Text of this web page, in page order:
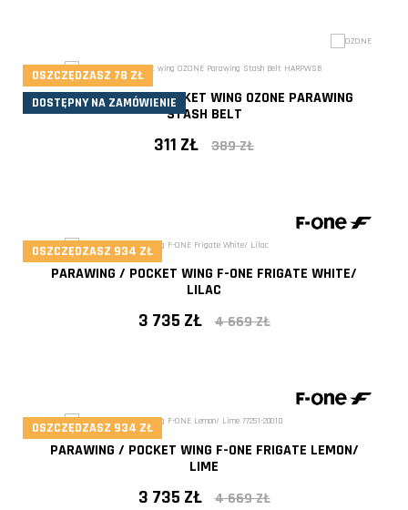
PAS / TORBA NA POCKET WING OZONE PARAWING
STASH BELT
311 ZŁ 389 ZŁ
OSZCZĘDZASZ 78 ZŁ
DOSTĘPNY NA ZAMÓWIENIE
PARAWING / POCKET WING F-ONE FRIGATE WHITE/
LILAC
3 735 ZŁ 4 669 ZŁ
OSZCZĘDZASZ 934 ZŁ
PARAWING / POCKET WING F-ONE FRIGATE LEMON/
LIME
3 735 ZŁ 4 669 ZŁ
OSZCZĘDZASZ 934 ZŁ